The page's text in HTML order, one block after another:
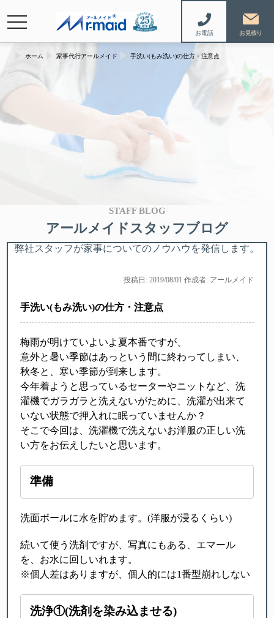
お電話
navigation
STAFF BLOG
アールメイドスタッフブログ
弊社スタッフが家事についてのノウハウを発信します。
ホーム 家事代行アールメイド 手洗い(もみ洗い)の仕方・注意点
投稿日: 2019/08/01 作成者: アールメイド
手洗い(もみ洗い)の仕方・注意点
梅雨が明けていよいよ夏本番ですが、
意外と暑い季節はあっという間に終わってしまい、
秋冬と、寒い季節が到来します。
今年着ようと思っているセーターやニットなど、洗
濯機でガラガラと洗えないがために、洗濯が出来て
いない状態で押入れに眠っていませんか？
そこで今回は、洗濯機で洗えないお洋服の正しい洗
い方をお伝えしたいと思います。
準備
洗面ボールに水を貯めます。(洋服が浸るくらい)
続いて使う洗剤ですが、写真にもある、エマール
を、お水に回しいれます。
※個人差はありますが、個人的には1番型崩れしない
洗浄①(洗剤を染み込ませる)